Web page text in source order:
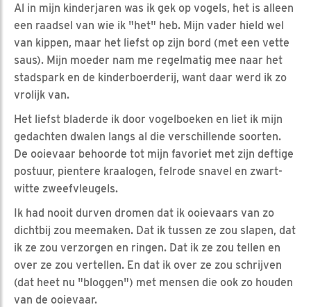
Al in mijn kinderjaren was ik gek op vogels, het is alleen
een raadsel van wie ik "het" heb. Mijn vader hield wel
van kippen, maar het liefst op zijn bord (met een vette
saus). Mijn moeder nam me regelmatig mee naar het
stadspark en de kinderboerderij, want daar werd ik zo
vrolijk van.
Het liefst bladerde ik door vogelboeken en liet ik mijn
gedachten dwalen langs al die verschillende soorten.
De ooievaar behoorde tot mijn favoriet met zijn deftige
postuur, pientere kraalogen, felrode snavel en zwart-
witte zweefvleugels.
Ik had nooit durven dromen dat ik ooievaars van zo
dichtbij zou meemaken. Dat ik tussen ze zou slapen, dat
ik ze zou verzorgen en ringen. Dat ik ze zou tellen en
over ze zou vertellen. En dat ik over ze zou schrijven
(dat heet nu "bloggen") met mensen die ook zo houden
van de ooievaar.